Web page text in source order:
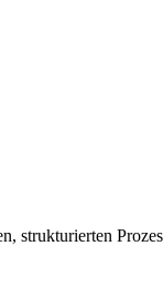
strukturierten